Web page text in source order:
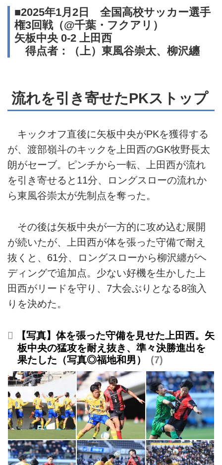
■2025年1月2日 全国高校サッカー選手
権3回戦（@千葉・フクアリ）
矢板中央 0-2 上田西
得点者：（上）東風谷崇太、柳沢纏
流れを引き寄せたPKストップ
キックオフ直後に矢板中央がPKを獲得する
が、渡部嶺斗のキックを上田西のGK牧野長太
朗がセーブ。ピンチから一転、上田西が流れ
を引き寄せると11分、ロングスローの流れか
ら東風谷崇太が先制点を奪った。
その後は矢板中央が一方的に攻め込む展開
が続いたが、上田西が体を張った守備で耐え
抜くと、61分、ロングスローから柳沢纏がヘ
ディングで追加点。少ない好機を生かした上
田西がリードを守り、7大会ぶりとなる8強入
りを決めた。
【写真】体を張った守備を見せた上田西。矢
板中央の猛攻を耐え抜き、準々決勝進出を
果たした（写真◎福地和男）
7